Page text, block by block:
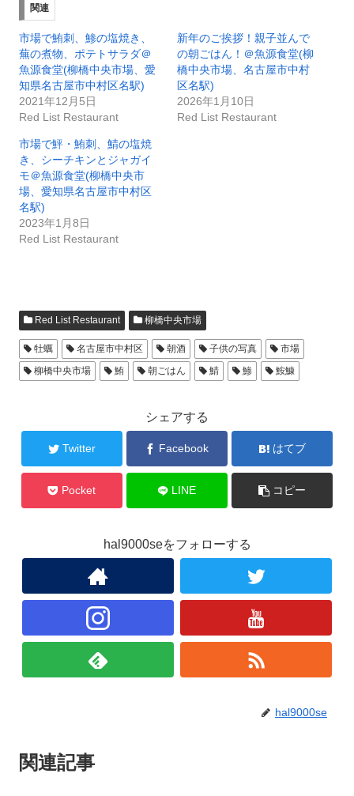
関連
市場で鮪刺、鯵の塩焼き、
蕪の煮物、ポテトサラダ＠
魚源食堂(柳橋中央市場、愛
知県名古屋市中村区名駅)
2021年12月5日
Red List Restaurant
新年のご挨拶！親子並んで
の朝ごはん！＠魚源食堂(柳
橋中央市場、名古屋市中村
区名駅)
2026年1月10日
Red List Restaurant
市場で鮃・鮪刺、鯖の塩焼
き、シーチキンとジャガイ
モ＠魚源食堂(柳橋中央市
場、愛知県名古屋市中村区
名駅)
2023年1月8日
Red List Restaurant
Red List Restaurant 柳橋中央市場
牡蠣 名古屋市中村区 朝酒 子供の写真
市場
柳橋中央市場
鮪 朝ごはん 鯖 鯵 鮟鱇
シェアする
Twitter Facebook はてブ
Pocket LINE コピー
hal9000seをフォローする
hal9000se
関連記事